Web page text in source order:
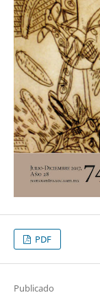
PDF
Publicado